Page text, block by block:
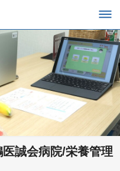
医誠会病院/栄養管理